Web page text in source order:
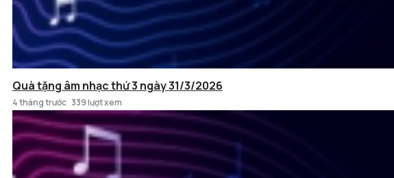
Quà tặng âm nhạc thứ 3 ngày 31/3/2026
4 tháng trước 339 lượt xem